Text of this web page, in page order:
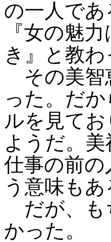
の一人で
『女の魅
き』と教わ
その美智
った。だ
ルを見て
ようだ。
仕事の前
う意味もあ
だが、も
かった。